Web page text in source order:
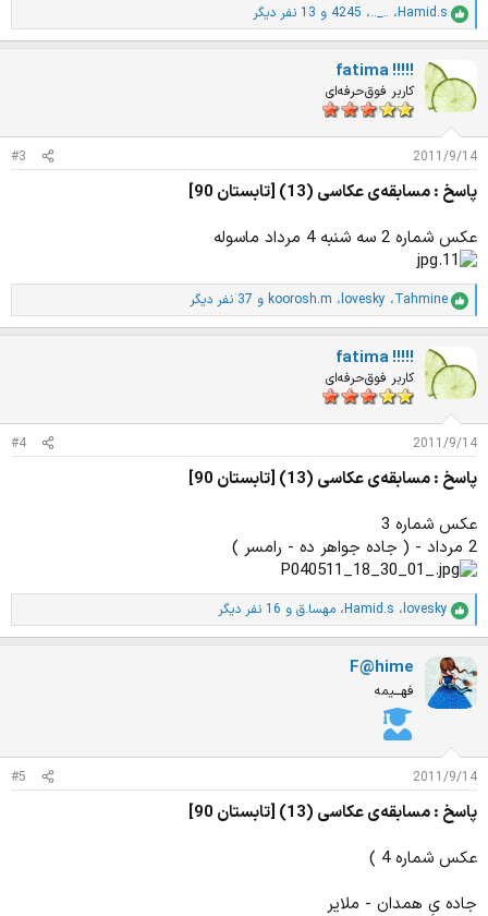
ا
م
ت
ا
ز
ت
Hamid.s، .._..، 4245 و 13 نفر دیگر
fatima !!!!!
کاربر فوق‌حرفه‌ای
2011/9/14
#3
پاسخ : مسابقه‌ی عکاسی (13) [تابستان 90]
عکس شماره 2 سه شنبه 4 مرداد ماسوله
ا
م
ت
ا
ز
ت
Tahmine، lovesky، koorosh.m و 37 نفر دیگر
fatima !!!!!
کاربر فوق‌حرفه‌ای
2011/9/14
#4
پاسخ : مسابقه‌ی عکاسی (13) [تابستان 90]
عکس شماره 3
2 مرداد - ( جاده جواهر ده - رامسر )
ا
م
ی
ا
ز
:
lovesky، Hamid.s، مهسا.ق و 16 نفر دیگر
F@hime
فهـــیمه
2011/9/14
#5
پاسخ : مسابقه‌ی عکاسی (13) [تابستان 90]
عکس شماره 4 )
جاده یِ همدان - ملایر